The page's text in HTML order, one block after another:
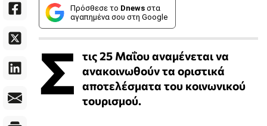
Πρόσθεσε το Dnews στα
αγαπημένα σου στη Google
Σ τις 25 Μαΐου αναμένεται να
ανακοινωθούν τα οριστικά
αποτελέσματα του κοινωνικού
τουρισμού.